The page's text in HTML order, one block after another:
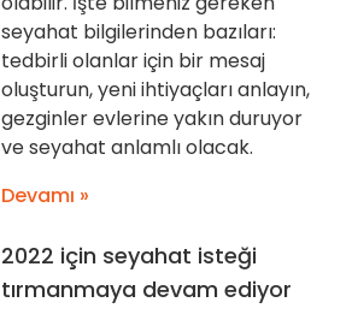
seyahat bilgilerinden bazıları:
tedbirli olanlar için bir mesaj
oluşturun, yeni ihtiyaçları anlayın,
gezginler evlerine yakın duruyor
ve seyahat anlamlı olacak.
Devamı »
2022 için seyahat isteği
tırmanmaya devam ediyor